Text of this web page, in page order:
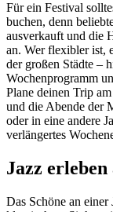
Für ein Festival
buchen, denn
ausverkauft und die
an. Wer flexibler ist,
der großen Städte –
Wochenprogramm
Plane deinen Trip
und die Abende der
oder in eine andere
verlängertes
Jazz
Das Schöne an einer